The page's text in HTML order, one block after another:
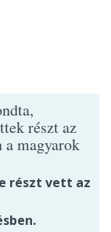
részt az
a magyarok
részt vett az